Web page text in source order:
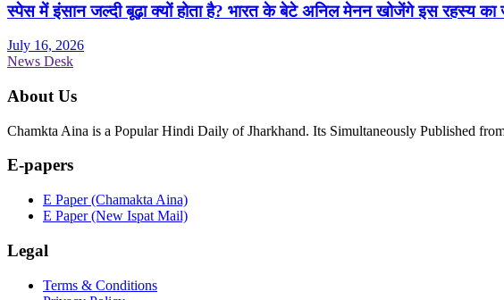
स्पेस में इंसान जल्दी बूढ़ा क्यों होता है? भारत के बेटे अनिल मेनन खोजेंगे इस रहस्य का
July 16, 2026
News Desk
About Us
Chamkta Aina is a Popular Hindi Daily of Jharkhand. Its Simultaneously Published
E-papers
E Paper (Chamakta Aina)
E Paper (New Ispat Mail)
Legal
Terms & Conditions